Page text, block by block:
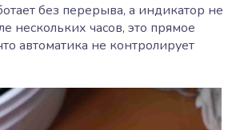
без перерыва, а индикатор не
нескольких часов, это прямое
автоматика не контролирует